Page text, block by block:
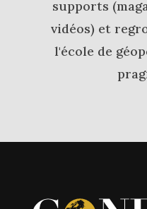
supports
vidéos) et
l'école de